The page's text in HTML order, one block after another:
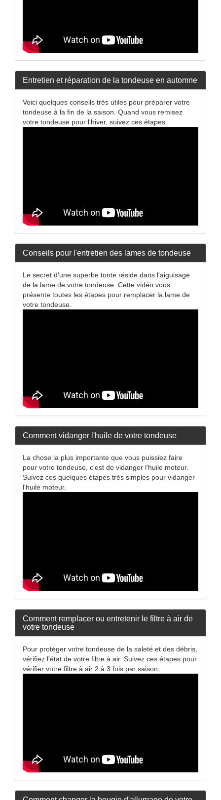
Entretien et réparation de la tondeuse en automne
Voici quelques conseils très utiles pour préparer votre
tondeuse à la fin de la saison. Quand vous remisez
votre tondeuse pour l'hiver, suivez ces étapes.
Conseils pour l'entretien des lames de tondeuse
Le secret d'une superbe tonte réside dans l'aiguisage
de la lame de votre tondeuse. Cette vidéo vous
présente toutes les étapes pour remplacer la lame de
votre tondeuse.
Comment vidanger l'huile de votre tondeuse
La chose la plus importante que vous puissiez faire
pour votre tondeuse, c'est de vidanger l'huile moteur.
Suivez ces quelques étapes très simples pour vidanger
l'huile moteur.
Comment remplacer ou entretenir le filtre à air de
votre tondeuse
Pour protéger votre tondeuse de la saleté et des débris,
vérifiez l'état de votre filtre à air. Suivez ces étapes pour
vérifier votre filtre à air 2 à 3 fois par saison.